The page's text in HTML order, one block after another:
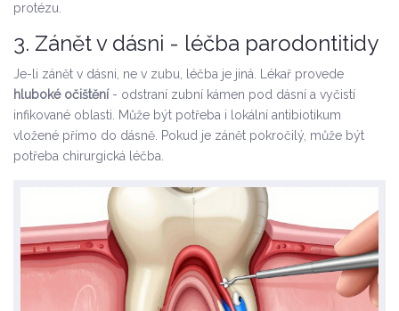
protézu.
3. Zánět v dásni - léčba parodontitidy
Je-li zánět v dásni, ne v zubu, léčba je jiná. Lékař provede
hluboké očištění - odstraní zubní kámen pod dásní a vyčistí
infikované oblasti. Může být potřeba i lokální antibiotikum
vložené přímo do dásně. Pokud je zánět pokročilý, může být
potřeba chirurgická léčba.